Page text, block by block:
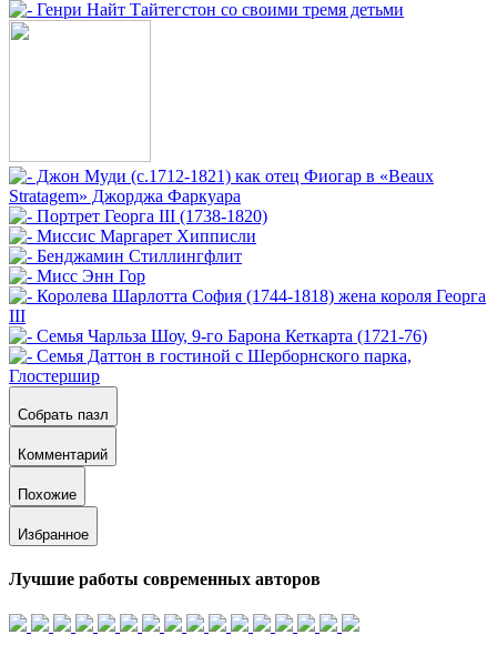
Собрать пазл
Комментарий
Похожие
Избранное
Лучшие работы современных авторов